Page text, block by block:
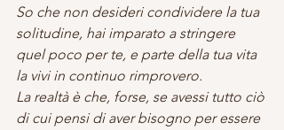
So che non desideri condividere la tua
solitudine, hai imparato a stringere
quel poco per te, e parte della tua vita
la vivi in continuo rimprovero.
La realtà è che, forse, se avessi tutto ciò
di cui pensi di aver bisogno per essere